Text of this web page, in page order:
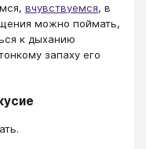
вчувствуемся, в
можно поймать,
к дыханию
запаху его